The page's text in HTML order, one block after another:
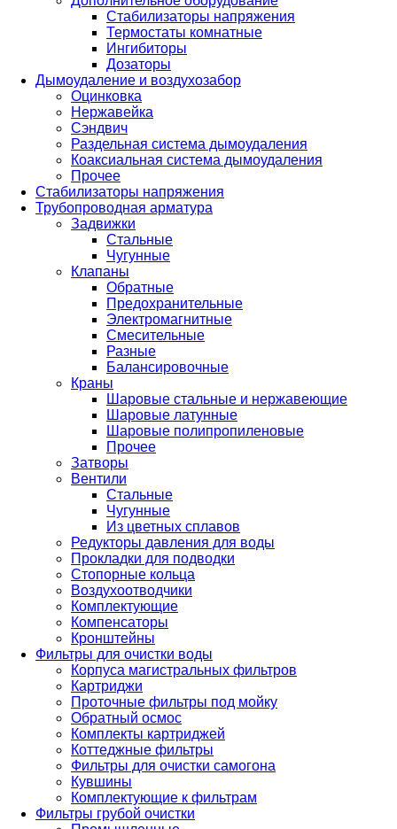
Стабилизаторы напряжения
Термостаты комнатные
Ингибиторы
Дозаторы
Дымоудаление и воздухозабор
Оцинковка
Нержавейка
Сэндвич
Раздельная система дымоудаления
Коаксиальная система дымоудаления
Прочее
Стабилизаторы напряжения
Трубопроводная арматура
Задвижки
Стальные
Чугунные
Клапаны
Обратные
Предохранительные
Электромагнитные
Смесительные
Разные
Балансировочные
Краны
Шаровые стальные и нержавеющие
Шаровые латунные
Шаровые полипропиленовые
Прочее
Затворы
Вентили
Стальные
Чугунные
Из цветных сплавов
Редукторы давления для воды
Прокладки для подводки
Стопорные кольца
Воздухоотводчики
Комплектующие
Компенсаторы
Кронштейны
Фильтры для очистки воды
Корпуса магистральных фильтров
Картриджи
Проточные фильтры под мойку
Обратный осмос
Комплекты картриджей
Коттеджные фильтры
Фильтры для очистки самогона
Кувшины
Комплектующие к фильтрам
Фильтры грубой очистки